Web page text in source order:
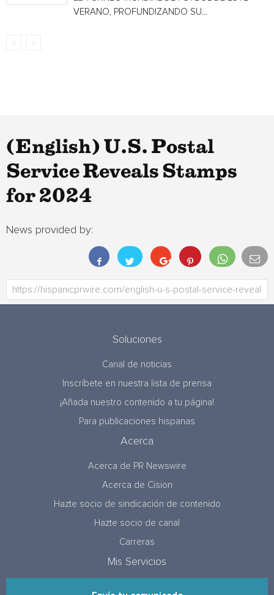
VERANO, PROFUNDIZANDO SU...
(English) U.S. Postal
Service Reveals Stamps
for 2024
News provided by:
Soluciones
Canal de noticias
Inscríbete en nuestra lista de prensa
¡Añada nuestro contenido a tu página!
Para publicaciones hispanas
Acerca
Acerca de PR Newswire
Acerca de Cision
Hazte socio de sindicación de contenido
Hazte socio de canal
Carreras
Mis Servicios